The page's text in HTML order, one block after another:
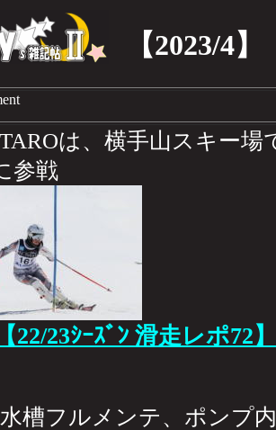
【2023/4】
は、横手山スキー
参戦
22/23ｼｰｽﾞﾝ 滑走レポ72】
槽フルメンテ、ポンプ